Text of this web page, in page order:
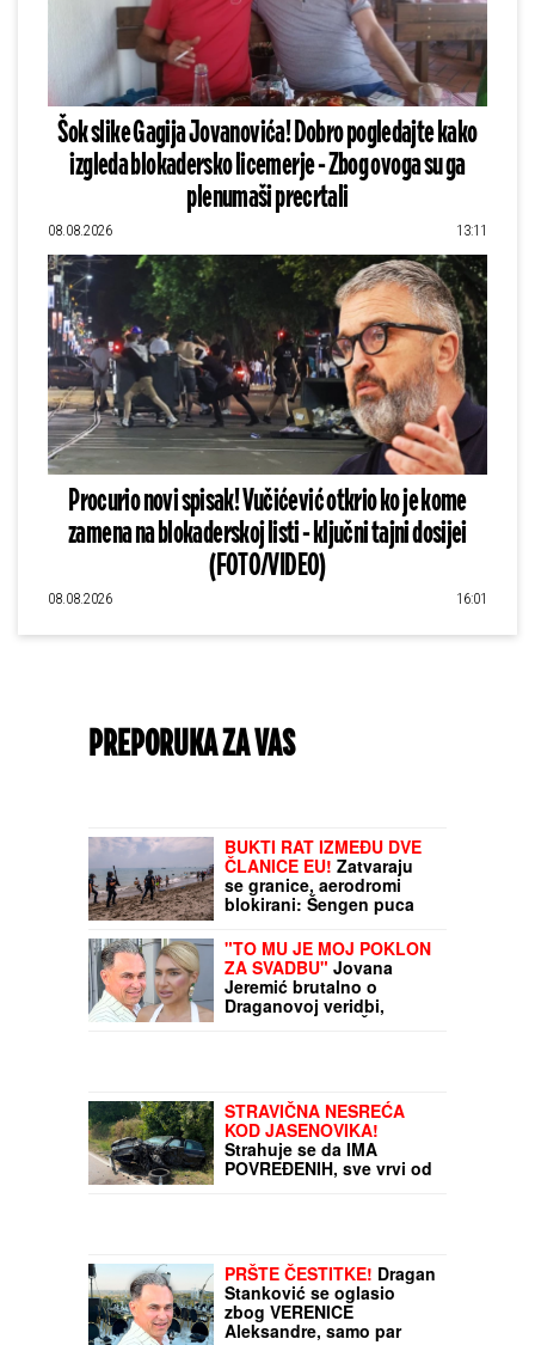
Šok slike Gagija Jovanovića! Dobro pogledajte kako
izgleda blokadersko licemerje - Zbog ovoga su ga
plenumaši precrtali
08.08.2026 13:11
Procurio novi spisak! Vučićević otkrio ko je kome
zamena na blokaderskoj listi - ključni tajni dosijei
(FOTO/VIDEO)
08.08.2026 16:01
PREPORUKA ZA VAS
BUKTI RAT IZMEĐU DVE
ČLANICE EU!Zatvaraju
se granice, aerodromi
blokirani: Šengen puca
Draganovoj veridbi,
DETALJIMA VENČANJA
SA TIGROM, žestoko
preti:"Nisam ušla u